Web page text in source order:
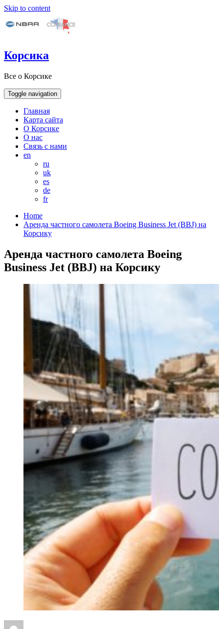
Skip to content
Корсика
Все о Корсике
Toggle navigation
Главная
Карта сайта
О Корсике
О нас
Связь с нами
en
ru
uk
es
de
fr
Home
Аренда частного самолета Boeing Business Jet (BBJ) на
Корсику
Аренда частного самолета Boeing
Business Jet (BBJ) на Корсику